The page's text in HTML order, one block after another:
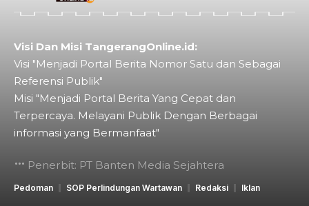
Visi Dan Misi TangerangOnline.id:
Visi "Menjadi Portal Berita Nomor Satu dan Sebagai
Referensi Publik"
Misi "Menjadi Portal Berita Yang Cepat dan
Terpercaya. Melayani Publik Dengan Berbagai
informasi yang Bermanfaat"
Penerbit: PT Banten Media Sejahtera
Pedoman SOP Perlindungan Wartawan Redaksi Iklan